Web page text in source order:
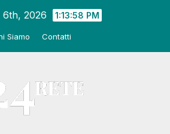
6th, 2026 1:13:58 PM
Siamo Contatti